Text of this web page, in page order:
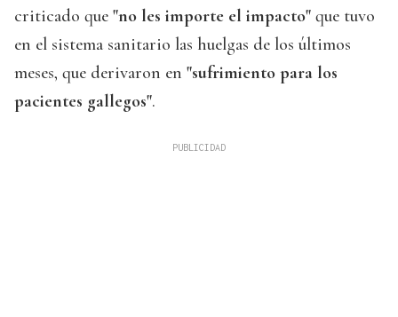
criticado que "no les importe el impacto" que tuvo
en el sistema sanitario las huelgas de los últimos
meses, que derivaron en "sufrimiento para los
pacientes gallegos".